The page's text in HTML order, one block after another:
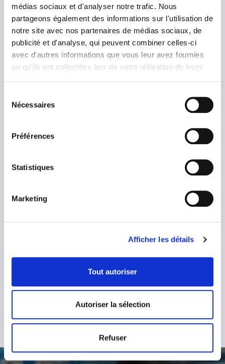
médias sociaux et d'analyser notre trafic. Nous
partageons également des informations sur l'utilisation de
notre site avec nos partenaires de médias sociaux, de
publicité et d'analyse, qui peuvent combiner celles-ci
avec d'autres informations que vous leur avez fournies
ou qu'ils ont collectées lors de votre utilisation de leurs
Nécessaires
Préférences
Statistiques
Marketing
Afficher les détails
Tout autoriser
Autoriser la sélection
Refuser
technologique, le développement croissant, le
design, le marketing.
Les nouvelles attentes et exigences de la clientèle.
Le vélo est devenu objet de loisir, un luxe nouveau
que l'on souhaite s'offrir.